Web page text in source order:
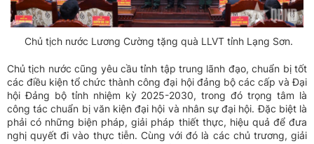
Chủ tịch nước Lương Cường tặng quà LLVT tỉnh Lạng Sơn.
Chủ tịch nước cũng yêu cầu tỉnh tập trung lãnh đạo, chuẩn bị tốt
các điều kiện tổ chức thành công đại hội đảng bộ các cấp và Đại
hội Đảng bộ tỉnh nhiệm kỳ 2025-2030, trong đó trọng tâm là
công tác chuẩn bị văn kiện đại hội và nhân sự đại hội. Đặc biệt là
phải có những biện pháp, giải pháp thiết thực, hiệu quả để đưa
nghị quyết đi vào thực tiễn. Cùng với đó là các chủ trương, giải